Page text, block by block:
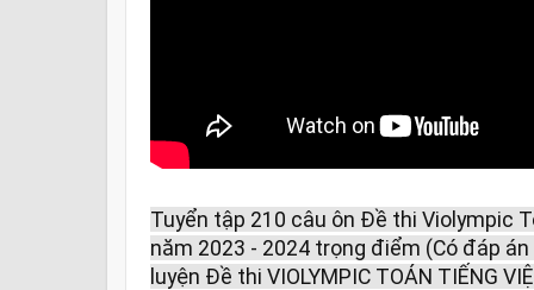
Tuyển tập 210 câu ôn Đề thi Violympic
năm 2023 - 2024 trọng điểm (Có đáp
luyện Đề thi VIOLYMPIC TOÁN TIẾNG